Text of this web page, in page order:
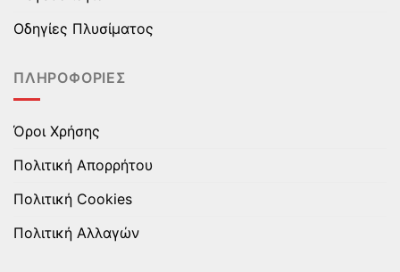
στη
σελίδα
προϊόντος
Οδηγίες Πλυσίματος
ΠΛΗΡΟΦΟΡΊΕΣ
Όροι Χρήσης
Πολιτική Απορρήτου
Πολιτική Cookies
Πολιτική Αλλαγών